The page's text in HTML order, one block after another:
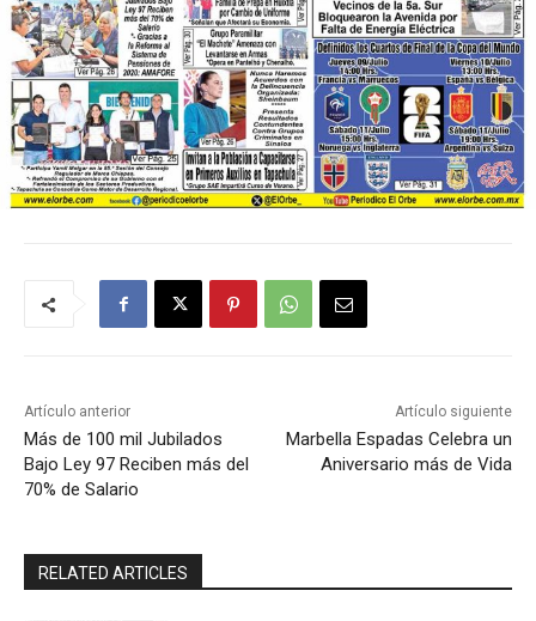
Artículo anterior
Más de 100 mil Jubilados
Bajo Ley 97 Reciben más del
70% de Salario
Artículo siguiente
Marbella Espadas Celebra un
Aniversario más de Vida
RELATED ARTICLES